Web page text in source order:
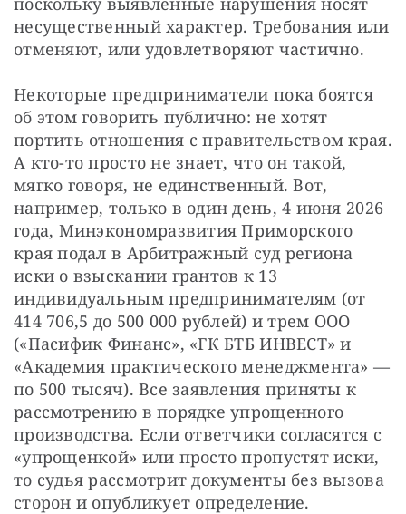
несущественный характер. Требования или
отменяют, или удовлетворяют частично.
Некоторые предприниматели пока боятся
об этом говорить публично: не хотят
портить отношения с правительством края.
А кто-то просто не знает, что он такой,
мягко говоря, не единственный. Вот,
например, только в один день, 4 июня 2026
года, Минэкономразвития Приморского
края подал в Арбитражный суд региона
иски о взыскании грантов к 13
индивидуальным предпринимателям (от
414 706,5 до 500 000 рублей) и трем ООО
(«Пасифик Финанс», «ГК БТБ ИНВЕСТ» и
«Академия практического менеджмента» —
по 500 тысяч). Все заявления приняты к
рассмотрению в порядке упрощенного
производства. Если ответчики согласятся с
«упрощенкой» или просто пропустят иски,
то судья рассмотрит документы без вызова
сторон и опубликует определение.